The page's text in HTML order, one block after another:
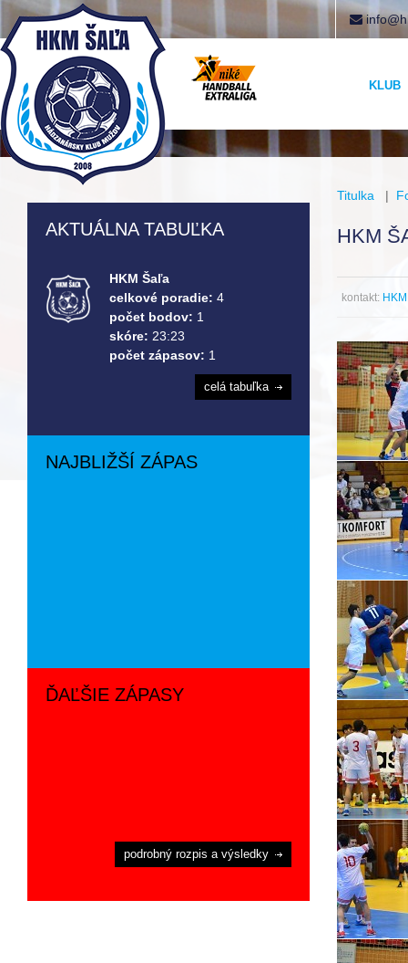
KLUB
Titulka |
HKM
kontakt:
AKTUÁLNA TABUĽKA
HKM Šaľa
celkové poradie: 4
počet bodov: 1
skóre: 23:23
počet zápasov: 1
celá tabuľka
NAJBLIŽŠÍ ZÁPAS
ĎAĽŠIE ZÁPASY
podrobný rozpis a výsledky